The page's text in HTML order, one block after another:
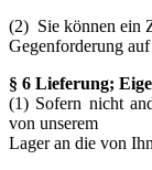
(2) Sie können ein
Gegenforderung
§ 6 Lieferung;
(1) Sofern nicht
von unserem
Lager an die von